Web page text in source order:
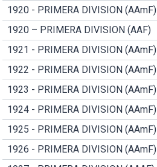
1920 - PRIMERA DIVISION (AAmF)
1920 – PRIMERA DIVISION (AAF)
1921 - PRIMERA DIVISION (AAmF)
1922 - PRIMERA DIVISION (AAmF)
1923 - PRIMERA DIVISION (AAmF)
1924 - PRIMERA DIVISION (AAmF)
1925 - PRIMERA DIVISION (AAmF)
1926 - PRIMERA DIVISION (AAmF)